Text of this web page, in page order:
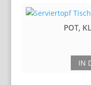
POT,
IN